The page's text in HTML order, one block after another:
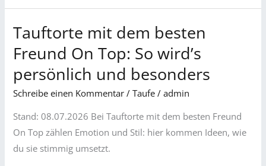
Tauftorte mit dem besten
Freund On Top: So wird’s
persönlich und besonders
Schreibe einen Kommentar /Taufe /admin
Stand: 08.07.2026 Bei Tauftorte mit dem besten Freund
On Top zählen Emotion und Stil: hier kommen Ideen, wie
du sie stimmig umsetzt.
Tauftorte
dem
besten
Freund